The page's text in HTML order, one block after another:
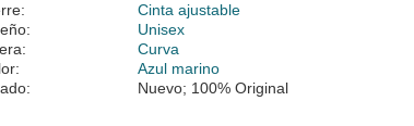
Cinta ajustable
Unisex
Curva
Azul marino
Nuevo; 100% Original